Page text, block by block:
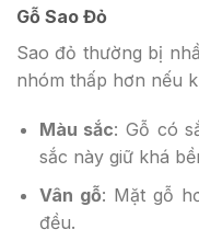
Gỗ Sao Đỏ
Sao đỏ thường bị
nhóm thấp hơn nếu
Màu sắc: Gỗ có
sắc này giữ khá
Vân gỗ: Mặt gỗ
đều.